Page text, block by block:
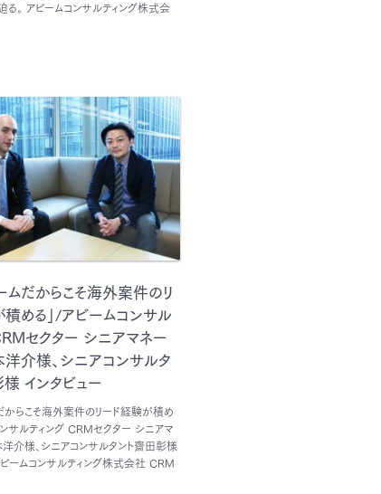
。 アビームコンサルティング株式会
ームだからこそ海外案件のリ
める」/アビームコンサル
セクター シニアマネー
洋介様、シニアコンサルタ
インタビュー
だからこそ海外案件のリード経験が積め
ンサルティング CRMセクター シニアマ
介様、シニアコンサルタント齋田彰様
ビームコンサルティング株式会社 CRM